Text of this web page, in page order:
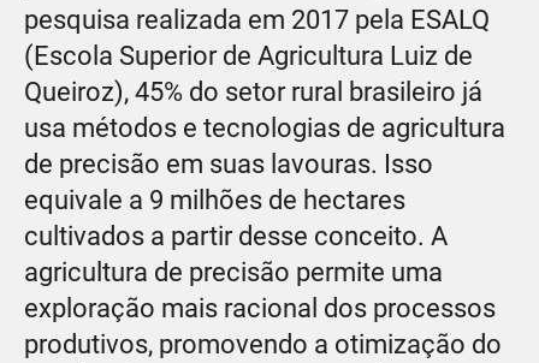
pesquisa realizada em 2017 pela ESALQ
(Escola Superior de Agricultura Luiz de
Queiroz), 45% do setor rural brasileiro já
usa métodos e tecnologias de agricultura
de precisão em suas lavouras. Isso
equivale a 9 milhões de hectares
cultivados a partir desse conceito. A
agricultura de precisão permite uma
exploração mais racional dos processos
produtivos, promovendo a otimização do